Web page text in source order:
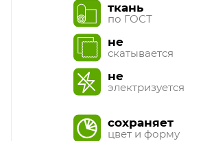
ткань
по ГОСТ
не
скатывается
не
электризуется
сохраняет
цвет и форму